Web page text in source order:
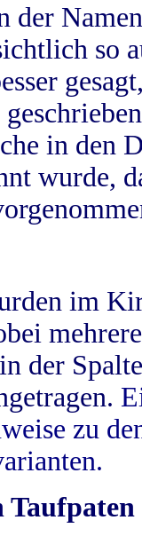
der
so
in
wurde,
im
der
zu
Taufpaten